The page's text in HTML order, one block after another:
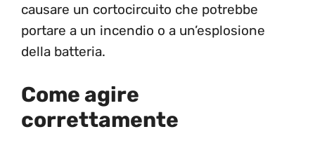
causare un cortocircuito che potrebbe
portare a un incendio o a un’esplosione
della batteria.
Come agire
correttamente